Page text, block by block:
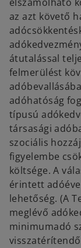
az azt követő
átutalással
felmerülést
adóhatóság
típusú
társasági
szociális
figyelembe
költsége. A
érintett
lehetőség. (A
meglévő
minimumadó